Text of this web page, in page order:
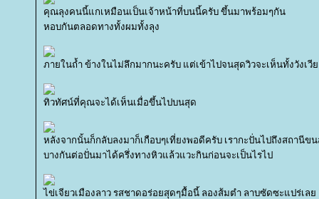
คุณลุงคนนี้แกเหมือนเป็นเจ้าหน้าที่บนนี้ครับ ขึ้นมาพร้อมๆกัน
หอบกันตลอดทางทั้งผมทั้งลุง
ภายในถ้ำ ข้างในไม่ลึกมากนะครับ แต่เข้าไปจนสุดวิวจะเห็นทั้งวังเวีย
ทิวทัศน์ที่คุณจะได้เห็นเมื่อขึ้นไปบนสุด
หลังจากนั้นก็กลับลงมาก็เกือบๆเที่ยงพอดีครับ เรากะปั่นไปถึงสถานีข
บางกันต่อปั่นมาได้ครึ่งทางหิวแล้วแวะกินก่อนจะเป็นไรไป
ไข่เจียวเมืองลาว รสชาดอร่อยสุดๆมื้อนี้ ลองส้มตำ ลาบซัดซะแปร่เล